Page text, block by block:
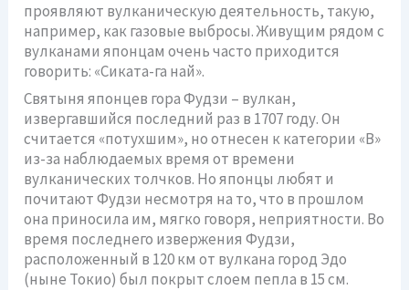
проявляют вулканическую деятельность, такую,
например, как газовые выбросы. Живущим рядом с
вулканами японцам очень часто приходится
говорить: «Сиката-га най».
Святыня японцев гора Фудзи – вулкан,
извергавшийся последний раз в 1707 году. Он
считается «потухшим», но отнесен к категории «В»
из-за наблюдаемых время от времени
вулканических толчков. Но японцы любят и
почитают Фудзи несмотря на то, что в прошлом
она приносила им, мягко говоря, неприятности. Во
время последнего извержения Фудзи,
расположенный в 120 км от вулкана город Эдо
(ныне Токио) был покрыт слоем пепла в 15 см.